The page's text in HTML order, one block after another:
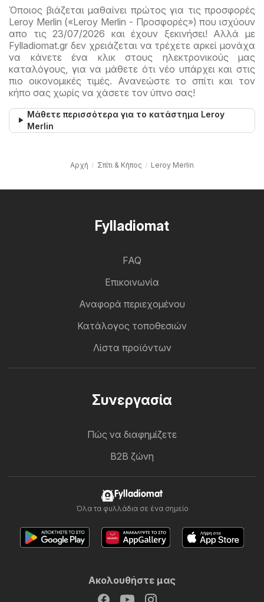
Όποιος βιάζεται μαθαίνει πρώτος για τις προσφορές
Leroy Merlin («Leroy Merlin - Προσφορές») που ισχύουν
απο τις 23/07/2026 και έχουν ξεκινήσει! Αλλά με
Fylladiomat.gr δεν χρειάζεται να τρέχετε αρκεί μονάχα
να κάνετε ένα κλικ στους ηλεκτρονικούς μας
καταλόγους, για να μάθετε ότι νέο υπάρχει και στις
πιο οικονομικές τιμές. Ανανεώστε το σπίτι και τον
κήπο σας χωρίς να χάσετε τον ύπνο σας!
Μάθετε περισσότερα για το κατάστημα Leroy
Merlin
Αρχή Σπίτι & Κήπος Leroy Merlin
Fylladiomat
FAQ
Επικοινωνία
Αναφορά περιεχομένου
Κατάλογος τοποθεσιών
Λίστα προϊόντων
Συνεργασία
Πώς να διαφημίζετε
B2B ζώνη
Fylladiomat
Όλα τα φυλλάδια σε ένα σημείο
Ακολουθήστε μας